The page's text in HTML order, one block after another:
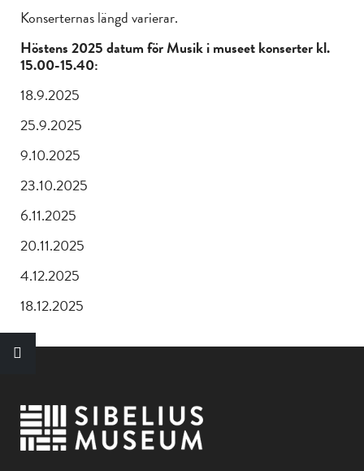
Konserternas längd varierar.
Höstens 2025 datum för Musik i museet konserter kl.
15.00-15.40:
18.9.2025
25.9.2025
9.10.2025
23.10.2025
6.11.2025
20.11.2025
4.12.2025
18.12.2025